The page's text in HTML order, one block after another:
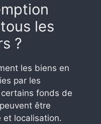
les
?
les biens en
par les
fonds de
être
et localisation.